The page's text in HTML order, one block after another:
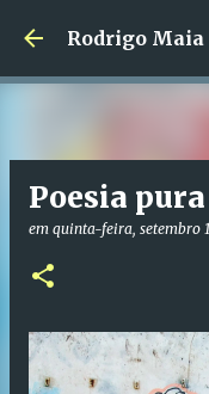
Pular
Rodrigo
Poesia pura
em quinta-feira, setembro